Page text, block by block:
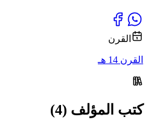
القرن
القرن 14 هـ
كتب المؤلف (4)